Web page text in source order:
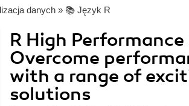
danych » 📚 Język R
R High
Overcome
with a range of
solutions